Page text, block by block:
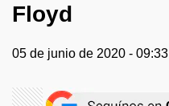
Floyd
05 de junio de 2020 - 09:33